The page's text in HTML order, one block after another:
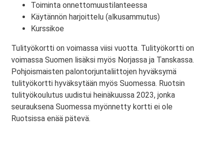
Toiminta onnettomuustilanteessa
Käytännön harjoittelu (alkusammutus)
Kurssikoe
Tulityökortti on voimassa viisi vuotta. Tulityökortti on
voimassa Suomen lisäksi myös Norjassa ja Tanskassa.
Pohjoismaisten palontorjuntaliittojen hyväksymä
tulityökortti hyväksytään myös Suomessa. Ruotsin
tulityökoulutus uudistui heinäkuussa 2023, jonka
seurauksena Suomessa myönnetty kortti ei ole
Ruotsissa enää pätevä.